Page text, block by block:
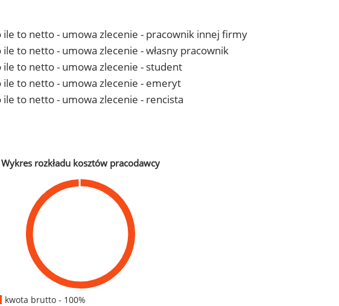
to netto - umowa zlecenie - pracownik innej firmy
to netto - umowa zlecenie - własny pracownik
to netto - umowa zlecenie - student
to netto - umowa zlecenie - emeryt
to netto - umowa zlecenie - rencista
Wykres rozkładu kosztów pracodawcy
kwota brutto - 100%